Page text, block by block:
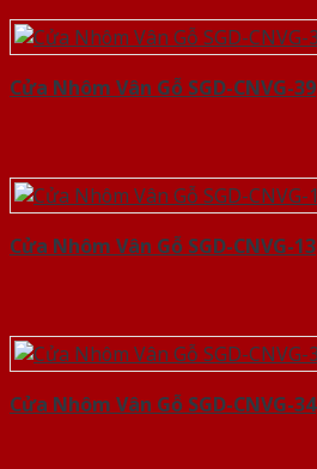
Cửa Nhôm Vân Gỗ SGD-CNVG-39
Cửa Nhôm Vân Gỗ SGD-CNVG-13
Cửa Nhôm Vân Gỗ SGD-CNVG-34